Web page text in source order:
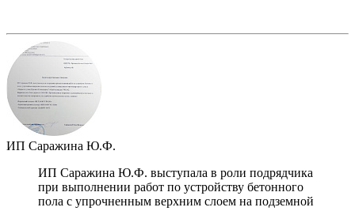
ИП Саражина Ю.Ф.
ИП Саражина Ю.Ф. выступала в роли подрядчика
при выполнении работ по устройству бетонного
пола с упрочненным верхним слоем на подземной